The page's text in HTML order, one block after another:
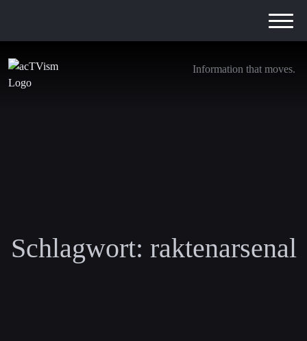
Information that moves.
Schlagwort: raktenarsenal